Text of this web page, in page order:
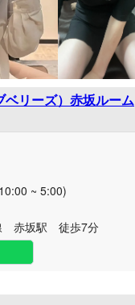
リーズ）赤坂ルーム
~ 5:00)
赤坂駅 徒歩7分